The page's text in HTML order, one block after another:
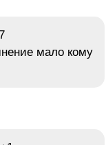
мало кому